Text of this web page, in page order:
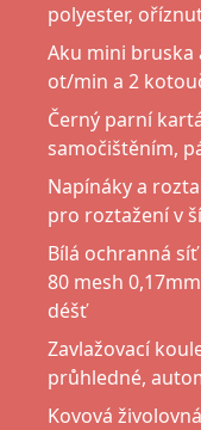
polyester,
Aku mini bruska
ot/min a 2
Černý parní
samočištěním,
Napínáky a
pro roztažení v
Bílá ochranná
80 mesh
déšť
Zavlažovací
průhledné,
Kovová